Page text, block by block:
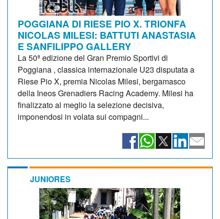
POGGIANA DI RIESE PIO X. TRIONFA
NICOLAS MILESI: BATTUTI ANASTASIA
E SANFILIPPO GALLERY
La 50ª edizione del Gran Premio Sportivi di
Poggiana , classica internazionale U23 disputata a
Riese Pio X, premia Nicolas Milesi, bergamasco
della Ineos Grenadiers Racing Academy. Milesi ha
finalizzato al meglio la selezione decisiva,
imponendosi in volata sui compagni...
JUNIORES